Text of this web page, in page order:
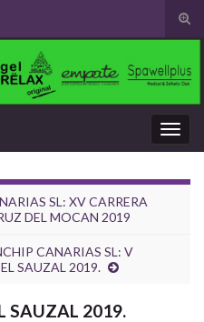
el
de
la
SL: XV CARRERA
DEL MOCAN 2019
CANARIAS SL: V
SAUZAL 2019.
SAUZAL 2019.